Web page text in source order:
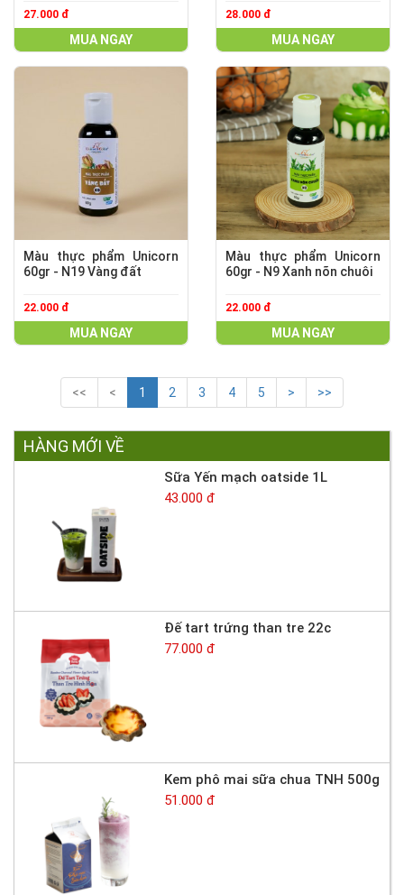
27.000 đ
MUA NGAY
28.000 đ
MUA NGAY
Màu thực phẩm Unicorn
60gr - N19 Vàng đất
22.000 đ
MUA NGAY
Màu thực phẩm Unicorn
60gr - N9 Xanh nõn chuôi
22.000 đ
MUA NGAY
<< < 1 2 3 4 5 > >>
HÀNG MỚI VỀ
Sữa Yến mạch oatside 1L
43.000 đ
Đế tart trứng than tre 22c
77.000 đ
Kem phô mai sữa chua TNH 500g
51.000 đ